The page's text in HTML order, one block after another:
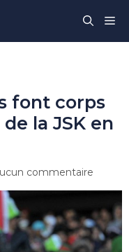
font corps
la JSK en
commentaire